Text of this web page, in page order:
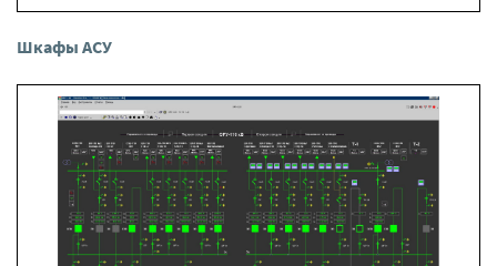
Шкафы АСУ